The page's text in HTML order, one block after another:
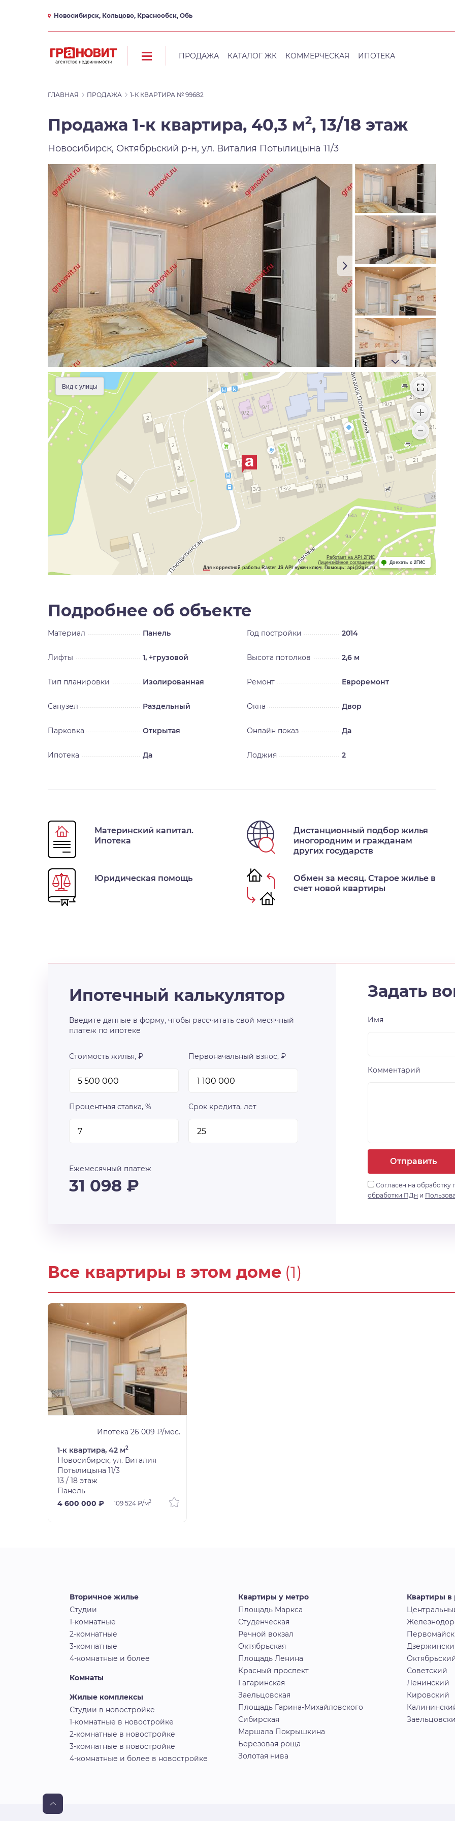
Новосибирск, Кольцово, Краснообск, Обь
ПРОДАЖА КАТАЛОГ ЖК КОММЕРЧЕСКАЯ ИПОТЕКА
ГЛАВНАЯ ПРОДАЖА 1-К КВАРТИРА № 99682
Продажа 1-к квартира, 40,3 м2, 13/18 этаж
Новосибирск, Октябрьский р-н, ул. Виталия Потылицына 11/3
Вид с улицы
Работает на API 2ГИС
Лицензионное соглашение
Для корректной работы Raster JS API нужен ключ. Помощь: api@2gis.ru
Доехать с 2ГИС
Подробнее об объекте
Материал Панель Год постройки 2014
Лифты 1, +грузовой Высота потолков 2,6 м
Тип планировки Изолированная Ремонт Евроремонт
Санузел Раздельный Окна Двор
Парковка Открытая Онлайн показ Да
Ипотека Да Лоджия 2
Материнский капитал.
Ипотека
Дистанционный подбор жилья
иногородним и гражданам
других государств
Юридическая помощь
Обмен за месяц. Старое жилье в
счет новой квартиры
Ипотечный калькулятор
Введите данные в форму, чтобы рассчитать свой месячный
платеж по ипотеке
Стоимость жилья, ₽ Первоначальный взнос, ₽
Процентная ставка, % Срок кредита, лет
Ежемесячный платеж
31 098 ₽
Задать
Имя
Комментарий
Отправить
Согласен на обработку
обработки ПДн и
Все квартиры в этом доме (1)
Ипотека 26 009 ₽/мес.
1-к квартира, 42 м2
Новосибирск, ул. Виталия
Потылицына 11/3
13 / 18 этаж
Панель
4 600 000 ₽
109 524 ₽/м2
Вторичное жилье
Студии
1-комнатные
2-комнатные
3-комнатные
4-комнатные и более
Комнаты
Жилые комплексы
Студии в новостройке
1-комнатные в новостройке
2-комнатные в новостройке
3-комнатные в новостройке
4-комнатные и более в новостройке
Квартиры у метро
Площадь Маркса
Студенческая
Речной вокзал
Октябрьская
Площадь Ленина
Красный проспект
Гагаринская
Заельцовская
Площадь Гарина-Михайловского
Сибирская
Маршала Покрышкина
Березовая роща
Золотая нива
Квартиры в
Советский
Ленинский
Кировский